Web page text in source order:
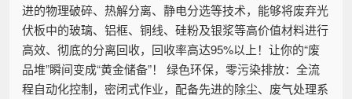
进的物理破碎、热解分离、静电分选等技术，能够将废弃光
伏板中的玻璃、铝框、铜线、硅粉及银浆等高价值材料进行
高效、彻底的分离回收，回收率高达95%以上！让你的“废
品堆”瞬间变成“黄金储备”！ 绿色环保，零污染排放：全流
程自动化控制，密闭式作业，配备先进的除尘、废气处理系